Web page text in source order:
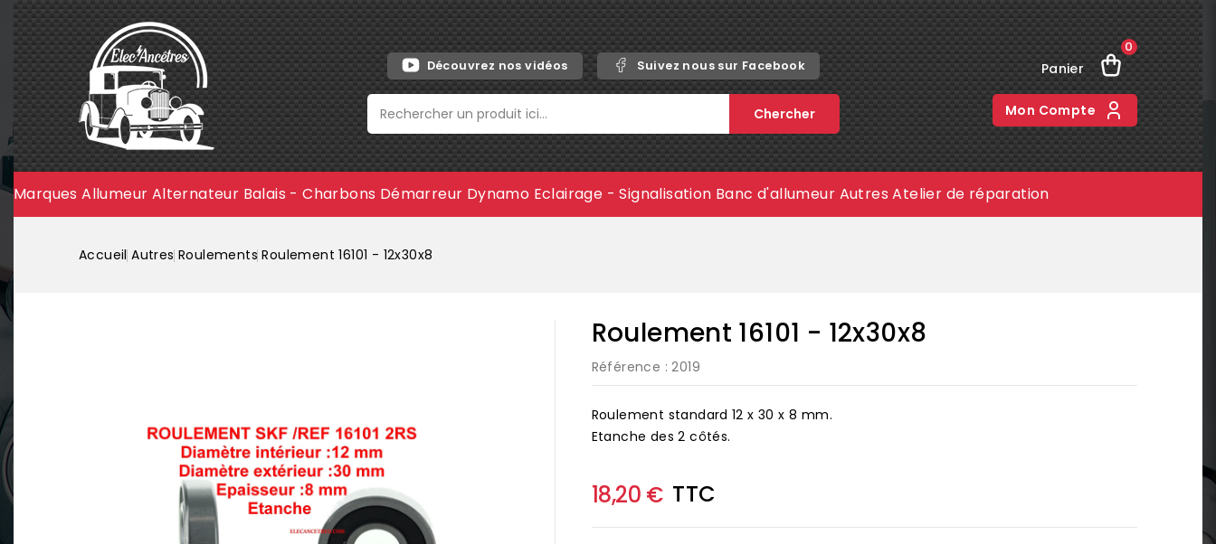
Découvrez nos vidéos Suivez nous sur Facebook
Chercher
Panier
0
Mon Compte
Marques Allumeur Alternateur Balais - Charbons Démarreur Dynamo Eclairage - Signalisation Banc d'allumeur Autres Atelier de réparation
Accueil Autres Roulements Roulement 16101 - 12x30x8
Roulement 16101 - 12x30x8
Référence : 2019
Roulement standard 12 x 30 x 8 mm.
Etanche des 2 côtés.
18,20 € TTC